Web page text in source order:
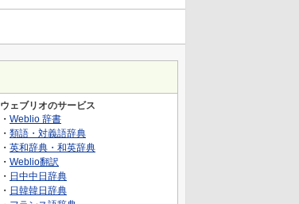
ウェブリオのサービス
・ Weblio 辞書
・ 類語・対義語辞典
・ 英和辞典・和英辞典
・ Weblio翻訳
・ 日中中日辞典
・ 日韓韓日辞典